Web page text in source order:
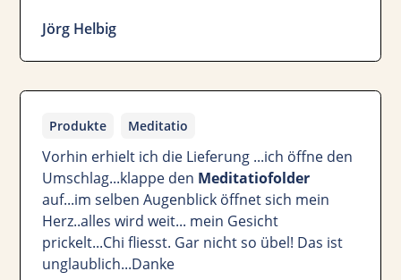
Jörg Helbig
Produkte Meditatio
Vorhin erhielt ich die Lieferung ...ich öffne den
Umschlag...klappe den Meditatiofolder
auf...im selben Augenblick öffnet sich mein
Herz..alles wird weit... mein Gesicht
prickelt...Chi fliesst. Gar nicht so übel! Das ist
unglaublich...Danke